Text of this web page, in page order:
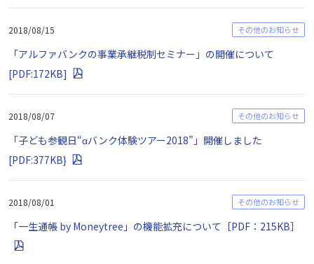
2018/08/15 その他のお知らせ
「アルファバンクの事業承継税制セミナー」の開催について
[PDF:172KB]
2018/08/07 その他のお知らせ
「子ども参観日“αバンク体験ツアー2018”」開催しました
[PDF:377KB}
2018/08/01 その他のお知らせ
「一生通帳 by Moneytree」の機能拡充について［PDF：215KB］